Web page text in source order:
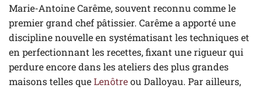
Marie-Antoine Carême, souvent reconnu comme le
premier grand chef pâtissier. Carême a apporté une
discipline nouvelle en systématisant les techniques et
en perfectionnant les recettes, fixant une rigueur qui
perdure encore dans les ateliers des plus grandes
maisons telles queLenôtreou Dalloyau. Par ailleurs,